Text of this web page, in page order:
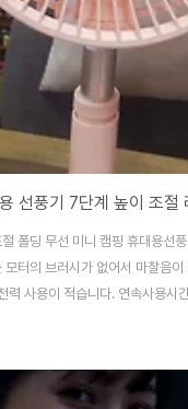
선풍기 7단계 높이 조절
폴딩 무선 미니 캠핑 휴대용선
터의 브러시가 없어서 마찰음이
력 사용이 적습니다. 연속사용시
가능한 설계 최대 1M(7단)까지
풍기
treebook1/